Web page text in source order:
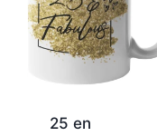
25 en